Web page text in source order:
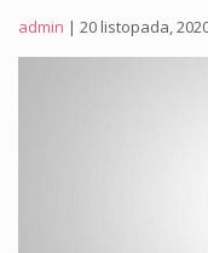
admin | 20 listopada,